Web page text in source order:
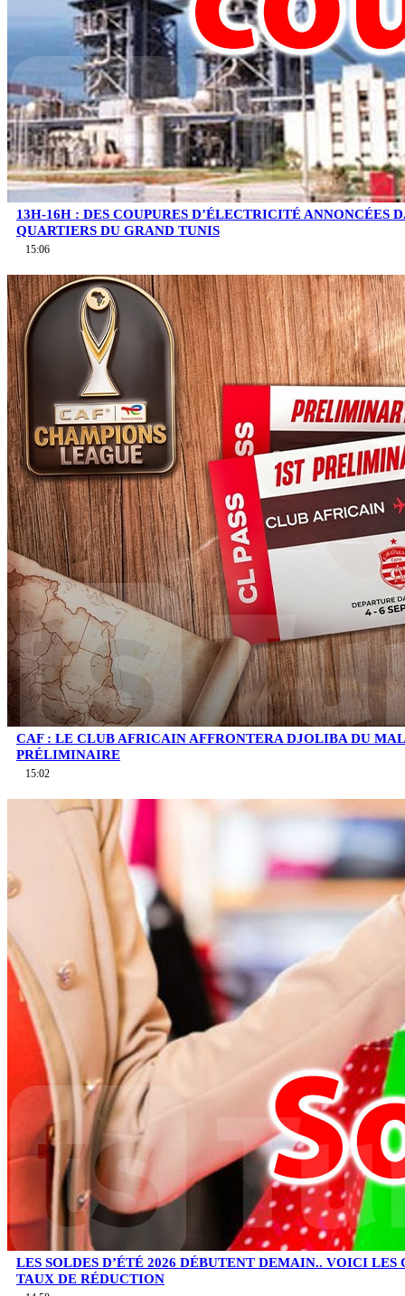
13H-16H : DES COUPURES D’ÉLECTRICITÉ ANNONCÉES
QUARTIERS DU GRAND TUNIS
15:06
CAF : LE CLUB AFRICAIN AFFRONTERA DJOLIBA DU
PRÉLIMINAIRE
15:02
LES SOLDES D’ÉTÉ 2026 DÉBUTENT DEMAIN.. VOICI LES
TAUX DE RÉDUCTION